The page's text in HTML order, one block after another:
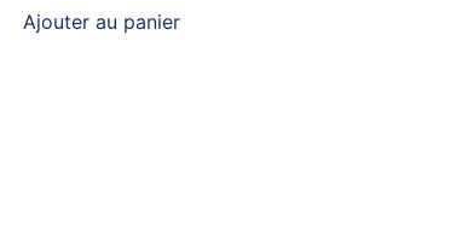
Ajouter au panier